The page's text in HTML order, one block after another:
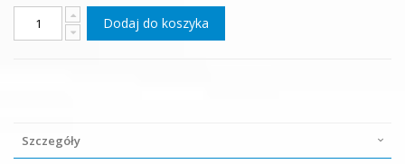
Dodaj do koszyka
Szczegóły